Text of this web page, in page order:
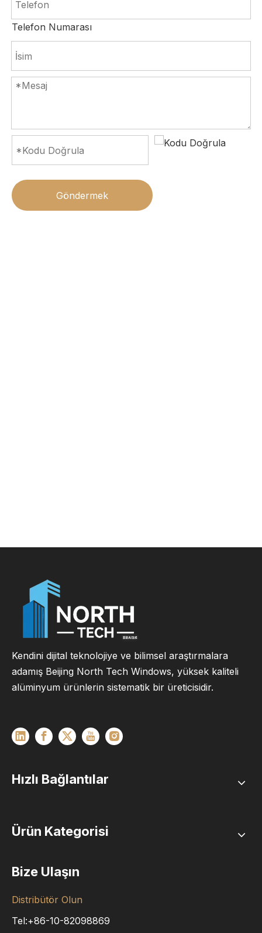
Telefon Numarası
Göndermek
Kendini dijital teknolojiye ve bilimsel araştırmalara
adamış Beijing North Tech Windows, yüksek kaliteli
alüminyum ürünlerin sistematik bir üreticisidir.
Hızlı Bağlantılar
Ürün Kategorisi
Bize Ulaşın
Distribütör Olun
Tel:+86-10-82098869